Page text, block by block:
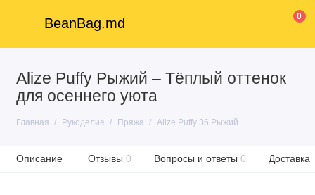
BeanBag.md 0
Alize Puffy Рыжий – Тёплый оттенок
для осеннего уюта
Главная Рукоделие Пряжа Alize Puffy 36 Рыжий
Описание Отзывы 0 Вопросы и ответы 0 Доставка